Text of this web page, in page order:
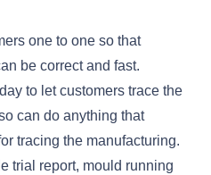
one to one so that
be correct and fast.
to let customers trace the
can do anything that
tracing the manufacturing.
trial report, mould running